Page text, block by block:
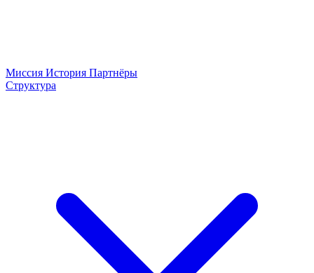
Миссия История Партнёры
Структура